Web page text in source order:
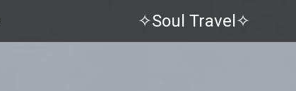
✧Soul Travel✧